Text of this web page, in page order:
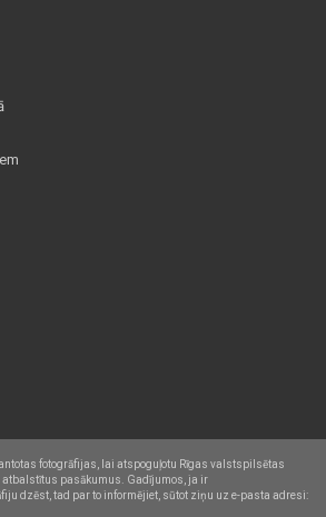
fotogrāfijas, lai atspoguļotu Rīgas valstspilsētas
pasākumus. Gadījumos, ja ir
dzēst, tad par to informējiet, sūtot ziņu uz e-pasta adresi: